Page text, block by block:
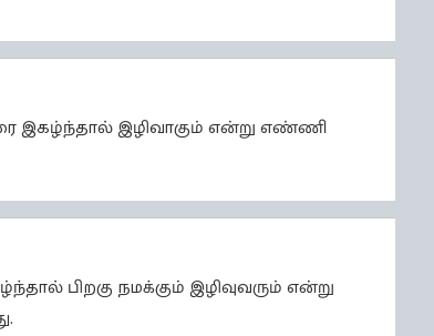
இகழ்ந்தால் இழிவாகும் என்று எண்ணி
பிறகு நமக்கும் இழிவுவரும் என்று